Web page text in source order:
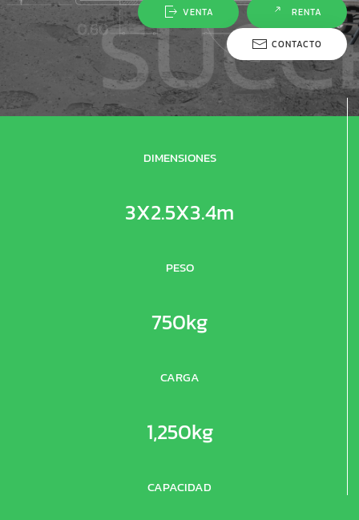
VENTA RENTA
CONTACTO
DIMENSIONES
3X2.5X3.4m
PESO
750kg
CARGA
1,250kg
CAPACIDAD